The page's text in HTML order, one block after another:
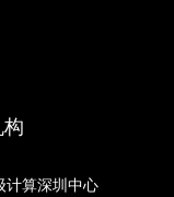
计算深圳中心